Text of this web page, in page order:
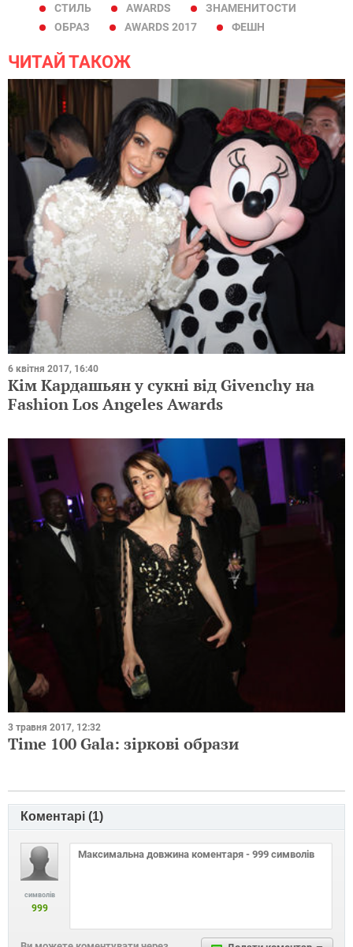
СТИЛЬ
AWARDS
ЗНАМЕНИТОСТИ
ОБРАЗ
AWARDS 2017 ФЕШН
ЧИТАЙ ТАКОЖ
6 квітня 2017, 16:40
Кім Кардашьян у сукні від Givenchy на
Fashion Los Angeles Awards
3 травня 2017, 12:32
Time 100 Gala: зіркові образи
Коментарі (1)
символів
999